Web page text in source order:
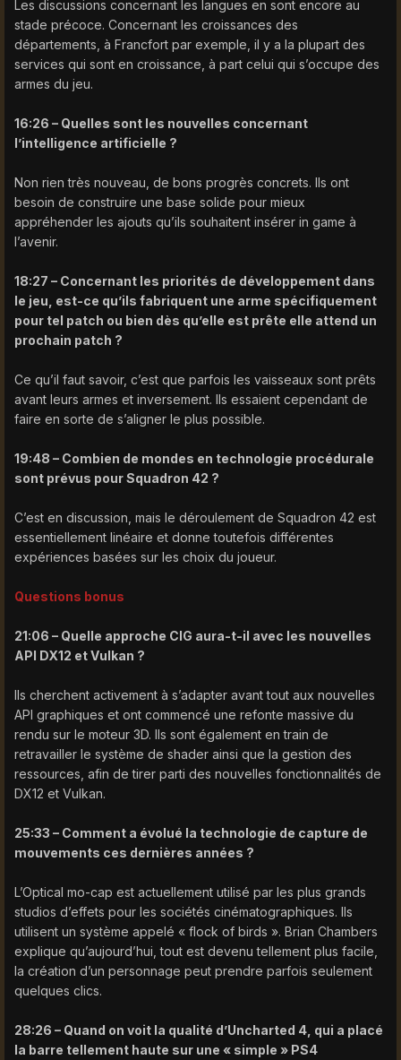
Les discussions concernant les langues en sont encore au
stade précoce. Concernant les croissances des
départements, à Francfort par exemple, il y a la plupart des
services qui sont en croissance, à part celui qui s’occupe des
armes du jeu.
16:26 – Quelles sont les nouvelles concernant
l’intelligence artificielle ?
Non rien très nouveau, de bons progrès concrets. Ils ont
besoin de construire une base solide pour mieux
appréhender les ajouts qu’ils souhaitent insérer in game à
l’avenir.
18:27 – Concernant les priorités de développement dans
le jeu, est-ce qu’ils fabriquent une arme spécifiquement
pour tel patch ou bien dès qu’elle est prête elle attend un
prochain patch ?
Ce qu’il faut savoir, c’est que parfois les vaisseaux sont prêts
avant leurs armes et inversement. Ils essaient cependant de
faire en sorte de s’aligner le plus possible.
19:48 – Combien de mondes en technologie procédurale
sont prévus pour Squadron 42 ?
C’est en discussion, mais le déroulement de Squadron 42 est
essentiellement linéaire et donne toutefois différentes
expériences basées sur les choix du joueur.
Questions bonus
21:06 – Quelle approche CIG aura-t-il avec les nouvelles
API DX12 et Vulkan ?
Ils cherchent activement à s’adapter avant tout aux nouvelles
API graphiques et ont commencé une refonte massive du
rendu sur le moteur 3D. Ils sont également en train de
retravailler le système de shader ainsi que la gestion des
ressources, afin de tirer parti des nouvelles fonctionnalités de
DX12 et Vulkan.
25:33 – Comment a évolué la technologie de capture de
mouvements ces dernières années ?
L’Optical mo-cap est actuellement utilisé par les plus grands
studios d’effets pour les sociétés cinématographiques. Ils
utilisent un système appelé « flock of birds ». Brian Chambers
explique qu’aujourd’hui, tout est devenu tellement plus facile,
la création d’un personnage peut prendre parfois seulement
quelques clics.
28:26 – Quand on voit la qualité d’Uncharted 4, qui a placé
la barre tellement haute sur une « simple » PS4